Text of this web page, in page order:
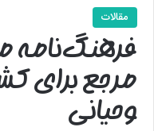
مقالات
فرهنگ‌نامه
مرجع برای
وحیانی